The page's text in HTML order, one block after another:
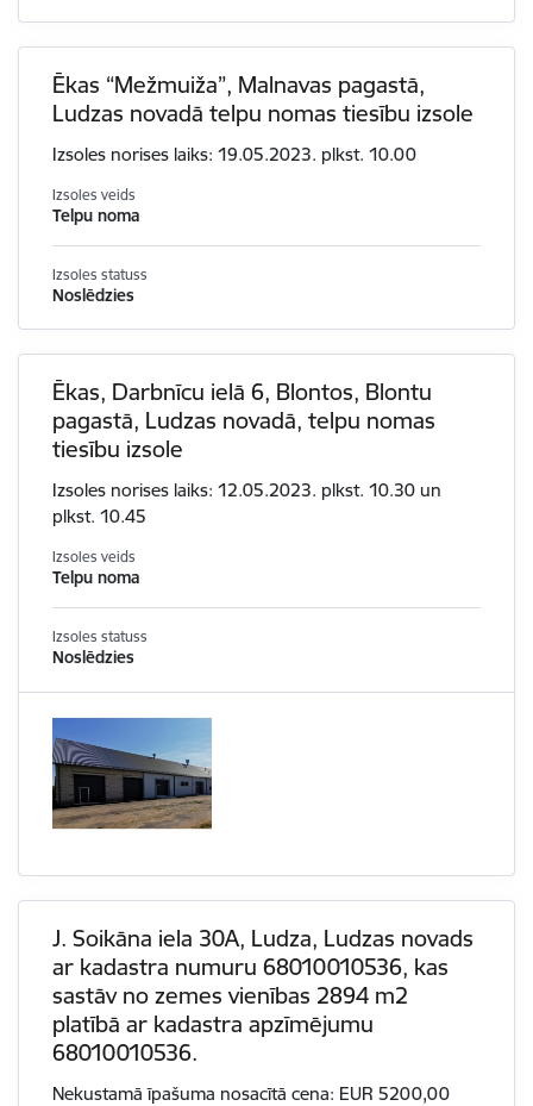
Ēkas “Mežmuiža”, Malnavas pagastā,
Ludzas novadā telpu nomas tiesību izsole
Izsoles norises laiks: 19.05.2023. plkst. 10.00
Izsoles veids
Telpu noma
Izsoles statuss
Noslēdzies
Ēkas, Darbnīcu ielā 6, Blontos, Blontu
pagastā, Ludzas novadā, telpu nomas
tiesību izsole
Izsoles norises laiks: 12.05.2023. plkst. 10.30 un
plkst. 10.45
Izsoles veids
Telpu noma
Izsoles statuss
Noslēdzies
J. Soikāna iela 30A, Ludza, Ludzas novads
ar kadastra numuru 68010010536, kas
sastāv no zemes vienības 2894 m2
platībā ar kadastra apzīmējumu
68010010536.
Nekustamā īpašuma nosacītā cena: EUR 5200,00